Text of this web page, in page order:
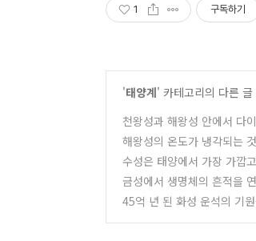
1 구독하기
'태양계' 카테고리의 다른 글
천왕성과 해왕성 안에서 다
해왕성의 온도가 냉각되는
수성은 태양에서 가장 가깝
금성에서 생명체의 흔적을
45억 년 된 화성 운석의 기